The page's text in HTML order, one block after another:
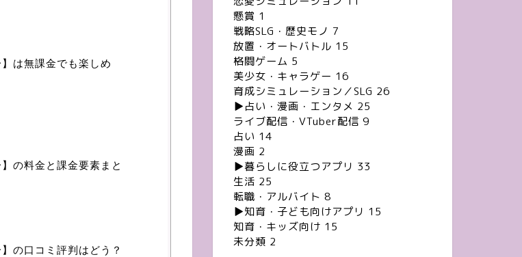
は無課金でも楽しめ
の料金と課金要素まと
の口コミ評判はどう？
懸賞 1
戦略SLG・歴史モノ 7
放置・オートバトル 15
格闘ゲーム 5
美少女・キャラゲー 16
育成シミュレーション／SLG 26
▶︎占い・漫画・エンタメ 25
ライブ配信・VTuber配信 9
占い 14
漫画 2
▶︎暮らしに役立つアプリ 33
生活 25
転職・アルバイト 8
▶︎知育・子ども向けアプリ 15
知育・キッズ向け 15
未分類 2